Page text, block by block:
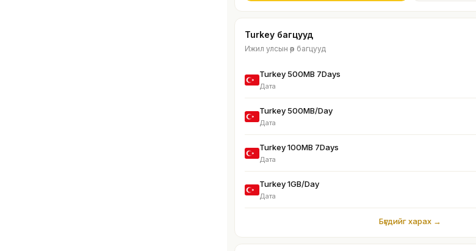
Turkey багцууд
Ижил улсын өөр багцууд
Turkey 500MB 7Days
Дата
Turkey 500MB/Day
Дата
Turkey 100MB 7Days
Дата
Turkey 1GB/Day
Дата
Бүгдийг харах →